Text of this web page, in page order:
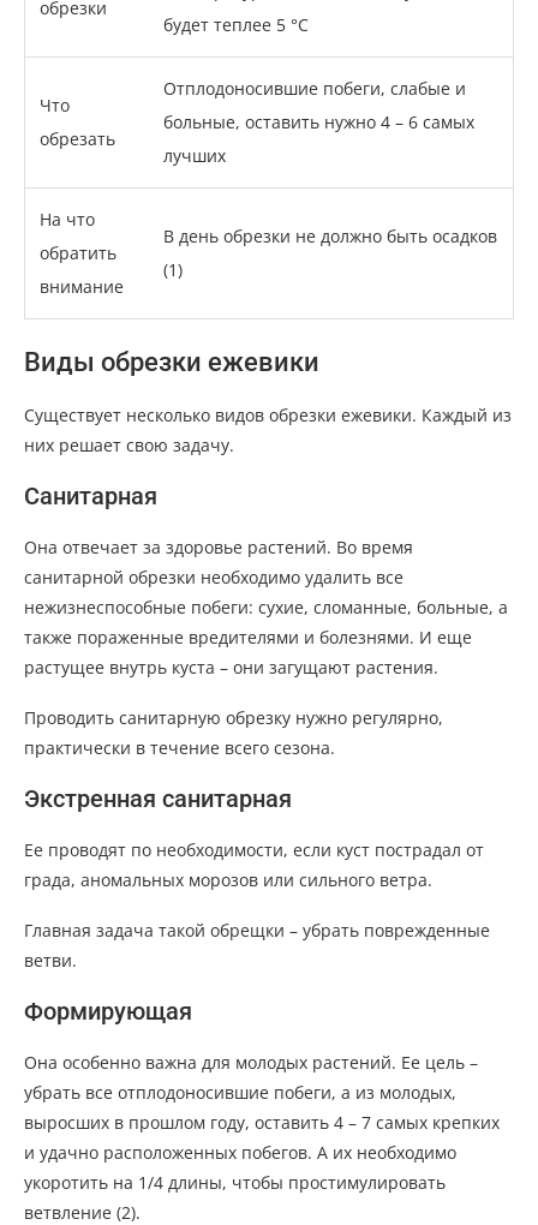
обрезки
будет теплее 5 °С
Что
обрезать
Отплодоносившие побеги, слабые и
больные, оставить нужно 4 – 6 самых
лучших
На что
обратить
внимание
В день обрезки не должно быть осадков
(1)
Виды обрезки ежевики
Существует несколько видов обрезки ежевики. Каждый из
них решает свою задачу.
Санитарная
Она отвечает за здоровье растений. Во время
санитарной обрезки необходимо удалить все
нежизнеспособные побеги: сухие, сломанные, больные, а
также пораженные вредителями и болезнями. И еще
растущее внутрь куста – они загущают растения.
Проводить санитарную обрезку нужно регулярно,
практически в течение всего сезона.
Экстренная санитарная
Ее проводят по необходимости, если куст пострадал от
града, аномальных морозов или сильного ветра.
Главная задача такой обрещки – убрать поврежденные
ветви.
Формирующая
Она особенно важна для молодых растений. Ее цель –
убрать все отплодоносившие побеги, а из молодых,
выросших в прошлом году, оставить 4 – 7 самых крепких
и удачно расположенных побегов. А их необходимо
укоротить на 1/4 длины, чтобы простимулировать
ветвление (2).